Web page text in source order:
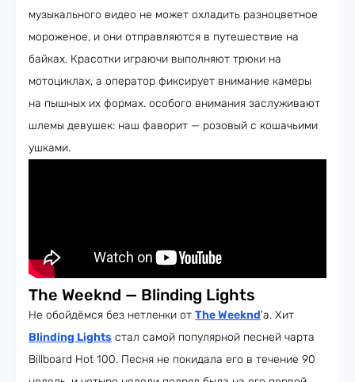
музыкального видео не может охладить разноцветное
мороженое, и они отправляются в путешествие на
байках. Красотки играючи выполняют трюки на
мотоциклах, а оператор фиксирует внимание камеры
на пышных их формах. особого внимания заслуживают
шлемы девушек: наш фаворит — розовый с кошачьими
ушками.
The Weeknd — Blinding Lights
Не обойдёмся без нетленки от The Weeknd'а. Хит
Blinding Lights стал самой популярной песней чарта
Billboard Hot 100. Песня не покидала его в течение 90